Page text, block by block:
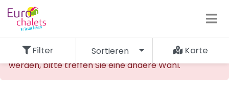
Die gewünschte Unterkunft kann nicht gefunden
werden, bitte treffen Sie eine andere Wahl.
Filter Sortieren Karte